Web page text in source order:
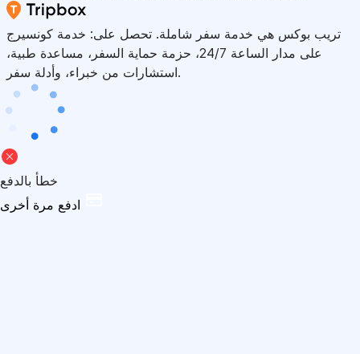
تريب بوكس هي خدمة سفر شاملة. تحصل على: خدمة كونسيرج
على مدار الساعة 24/7، حزمة حماية السفر، مساعدة طبية،
استشارات من خبراء، وأدلة سفر.
خطأ بالدفع